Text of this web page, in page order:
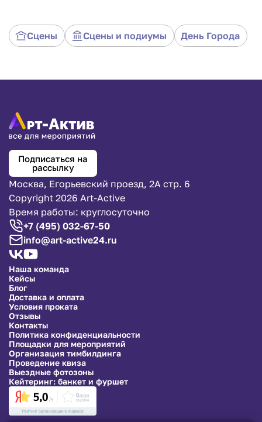
выступления. Наша сцена обеспечит вам удобное
пространство для выступлений и создаст
профессиональную атмосферу для вашего
Сцены Сцены и подиумы День Города
Подписаться на
рассылку
Москва, Егорьевский проезд, 2А стр. 6
Copyright 2026 Art-Active
Время работы: круглосуточно
+7 (495) 032-67-50
info@art-active24.ru
Наша команда
Кейсы
Блог
Доставка и оплата
Условия проката
Отзывы
Контакты
Политика конфиденциальности
Площадки для мероприятий
Организация тимбилдинга
Проведение квиза
Выездные фотозоны
Кейтеринг: банкет и фуршет